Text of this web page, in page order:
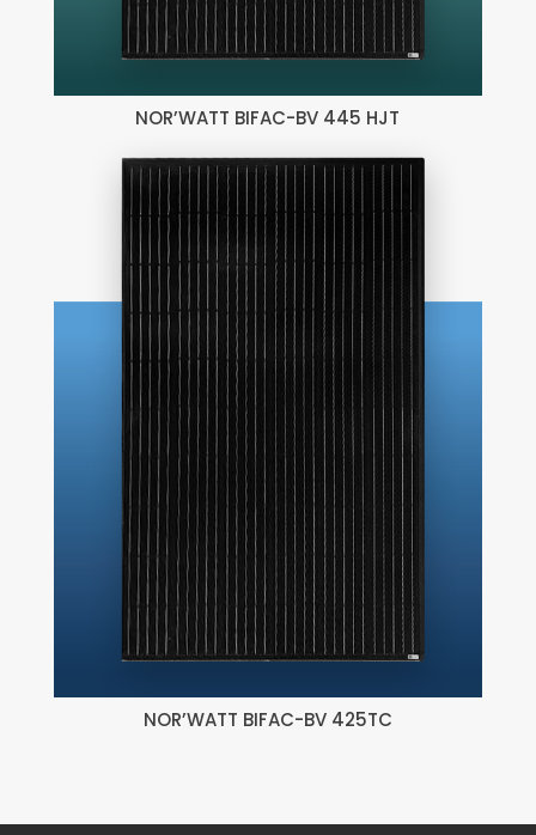
NOR’WATT BIFAC-BV 445 HJT
NOR’WATT BIFAC-BV 425TC